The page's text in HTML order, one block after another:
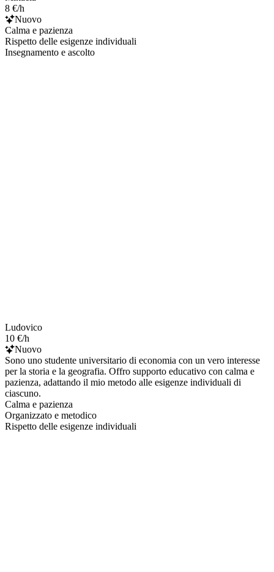
8 €/h
Nuovo
Calma e pazienza
Rispetto delle esigenze individuali
Insegnamento e ascolto
Ludovico
10 €/h
Nuovo
Sono uno studente universitario di economia con un vero interesse
per la storia e la geografia. Offro supporto educativo con calma e
pazienza, adattando il mio metodo alle esigenze individuali di
ciascuno.
Calma e pazienza
Organizzato e metodico
Rispetto delle esigenze individuali